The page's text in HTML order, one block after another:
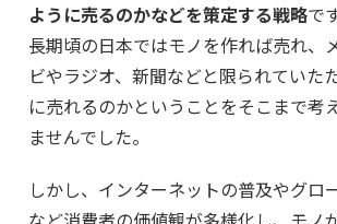
ように売るのかなどを策定する戦略で
長期頃の日本ではモノを作れば売れ、
ビやラジオ、新聞などと限られていた
に売れるのかということをそこまで考
ませんでした。
しかし、インターネットの普及やグロ